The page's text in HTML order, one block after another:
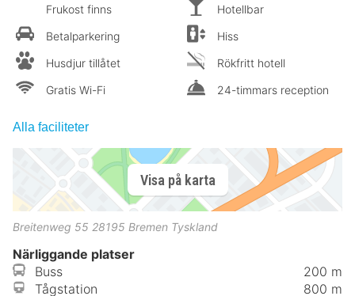
Frukost finns
Betalparkering
Husdjur tillåtet
Gratis Wi-Fi
Hotellbar
Hiss
Rökfritt hotell
24-timmars reception
Alla faciliteter
Visa på karta
Breitenweg 55 28195 Bremen Tyskland
Närliggande platser
Buss
200 m
Tågstation
800 m